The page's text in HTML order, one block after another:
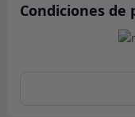
Condiciones de